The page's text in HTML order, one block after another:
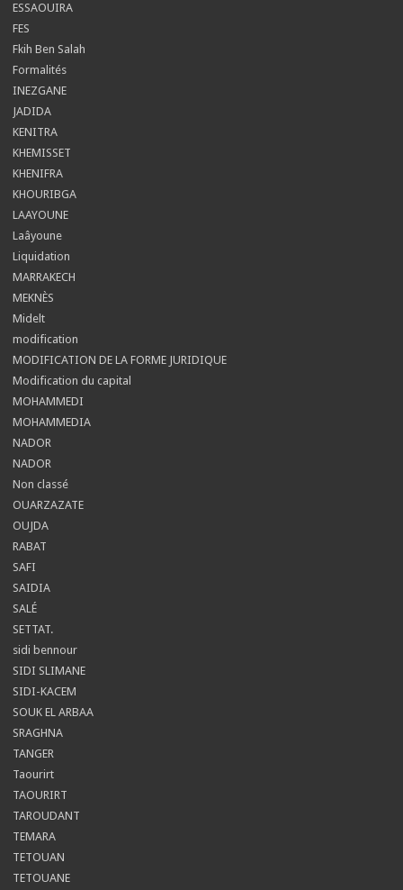
ESSAOUIRA
FES
Fkih Ben Salah
Formalités
INEZGANE
JADIDA
KENITRA
KHEMISSET
KHENIFRA
KHOURIBGA
LAAYOUNE
Laâyoune
Liquidation
MARRAKECH
MEKNÈS
Midelt
modification
MODIFICATION DE LA FORME JURIDIQUE
Modification du capital
MOHAMMEDI
MOHAMMEDIA
NADOR
NADOR
Non classé
OUARZAZATE
OUJDA
RABAT
SAFI
SAIDIA
SALÉ
SETTAT.
sidi bennour
SIDI SLIMANE
SIDI-KACEM
SOUK EL ARBAA
SRAGHNA
TANGER
Taourirt
TAOURIRT
TAROUDANT
TEMARA
TETOUAN
TETOUANE